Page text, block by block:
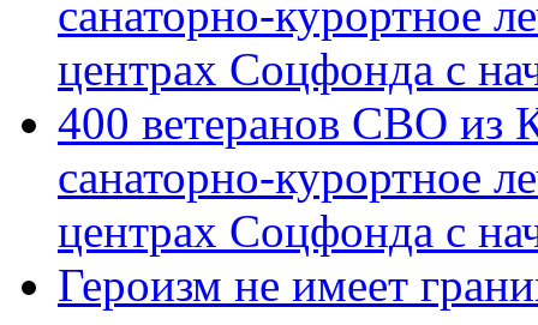
санаторно-курортное
центрах Соцфонда с
400 ветеранов СВО из
санаторно-курортное
центрах Соцфонда с
Героизм не имеет